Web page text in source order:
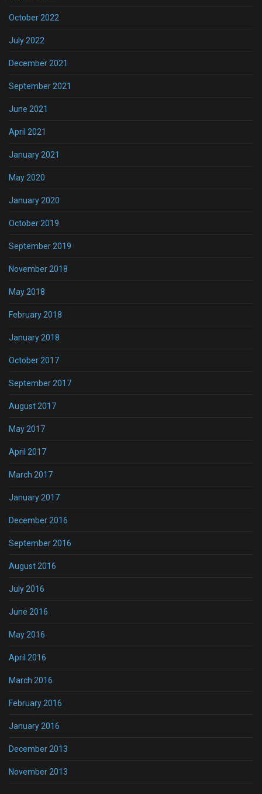
October 2022
July 2022
December 2021
September 2021
June 2021
April 2021
January 2021
May 2020
January 2020
October 2019
September 2019
November 2018
May 2018
February 2018
January 2018
October 2017
September 2017
August 2017
May 2017
April 2017
March 2017
January 2017
December 2016
September 2016
August 2016
July 2016
June 2016
May 2016
April 2016
March 2016
February 2016
January 2016
December 2013
November 2013